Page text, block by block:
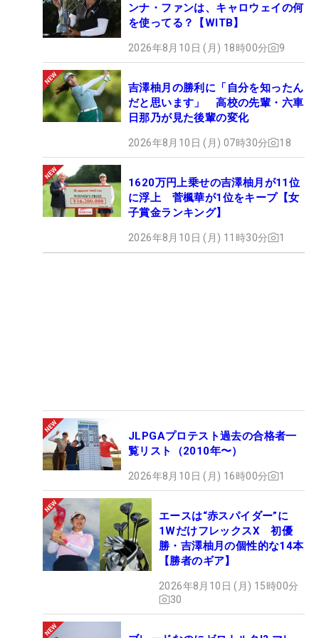
ンナ・ファンは、キャロウェイの何
を使ってる？【WITB】
2026年8月10日 (月) 18時00分 9
吉澤柚月の勝利に「自分を知ったん
だと思います」 高校の先輩・六車
日那乃が見た後輩の変化
2026年8月10日 (月) 07時30分 18
1620万円上乗せの吉澤柚月が11位
に浮上 菅楓華が1位をキープ【女
子賞金ランキング】
2026年8月10日 (月) 11時30分 1
JLPGAプロテスト過去の合格者一
覧リスト（2010年〜）
2026年8月10日 (月) 16時00分 1
エースは“赤スパイダー”に
1WだけフレックスX 初優
勝・吉澤柚月の個性的な14本
【勝者のギア】
2026年8月10日 (月) 15時00分
30